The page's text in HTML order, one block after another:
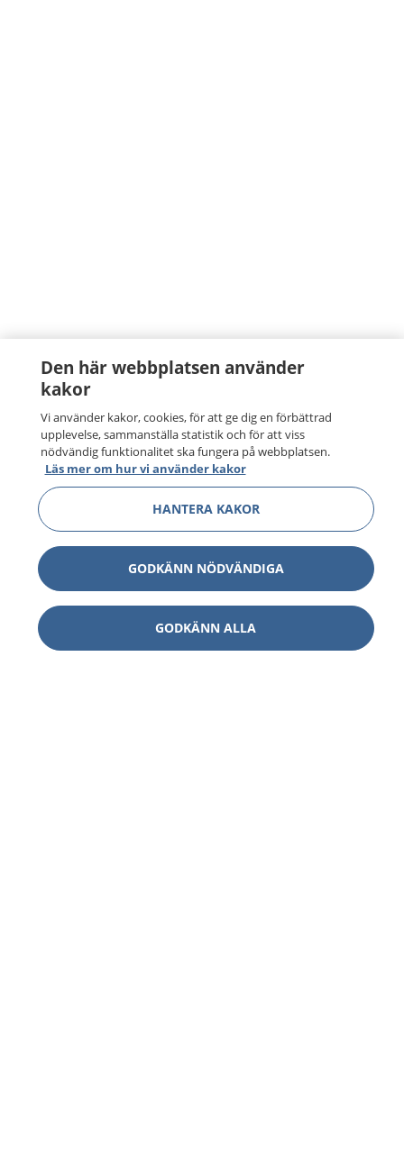
Den här webbplatsen använder
kakor
Vi använder kakor, cookies, för att ge dig en förbättrad
upplevelse, sammanställa statistik och för att viss
nödvändig funktionalitet ska fungera på webbplatsen.
Läs mer om hur vi använder kakor
HANTERA KAKOR
GODKÄNN NÖDVÄNDIGA
GODKÄNN ALLA